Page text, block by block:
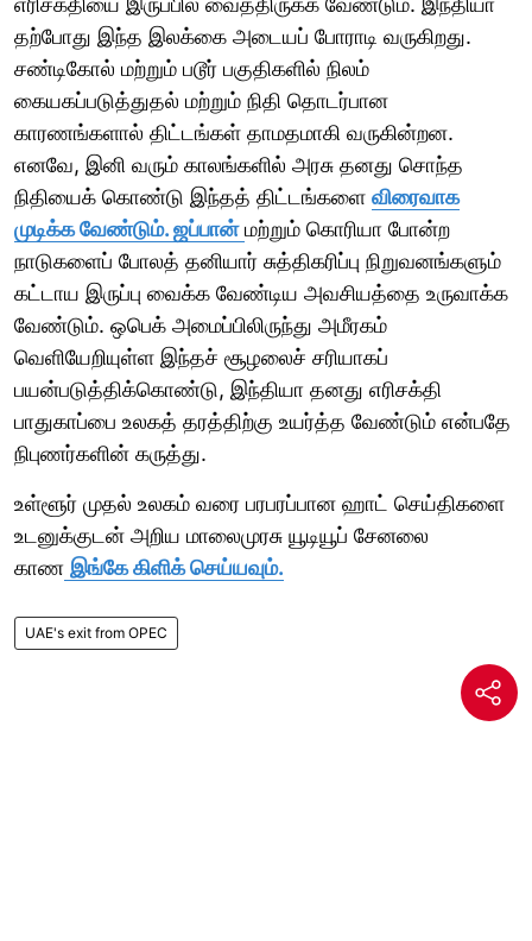
தற்போது இந்த இலக்கை அடையப் போராடி வருகிறது.
சண்டிகோல் மற்றும் படூர் பகுதிகளில் நிலம்
கையகப்படுத்துதல் மற்றும் நிதி தொடர்பான
காரணங்களால் திட்டங்கள் தாமதமாகி வருகின்றன.
எனவே, இனி வரும் காலங்களில் அரசு தனது சொந்த
நிதியைக் கொண்டு இந்தத் திட்டங்களை விரைவாக
முடிக்க வேண்டும். ஜப்பான் மற்றும் கொரியா போன்ற
நாடுகளைப் போலத் தனியார் சுத்திகரிப்பு நிறுவனங்களும்
கட்டாய இருப்பு வைக்க வேண்டிய அவசியத்தை உருவாக்க
வேண்டும். ஒபெக் அமைப்பிலிருந்து அமீரகம்
வெளியேறியுள்ள இந்தச் சூழலைச் சரியாகப்
பயன்படுத்திக்கொண்டு, இந்தியா தனது எரிசக்தி
பாதுகாப்பை உலகத் தரத்திற்கு உயர்த்த வேண்டும் என்பதே
நிபுணர்களின் கருத்து.
உள்ளூர் முதல் உலகம் வரை பரபரப்பான ஹாட் செய்திகளை
உடனுக்குடன் அறிய மாலைமுரசு யூடியூப் சேனலை
காண இங்கே கிளிக் செய்யவும்.
UAE's exit from OPEC